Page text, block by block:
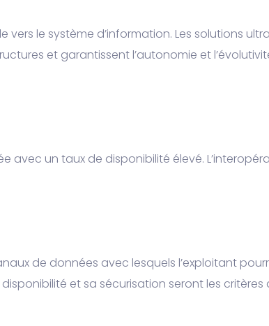
le système d’information. Les solutions
et garantissent l’autonomie et
avec un taux de disponibilité élevé.
de données avec lesquels l’exploitant
et sa sécurisation seront les critères